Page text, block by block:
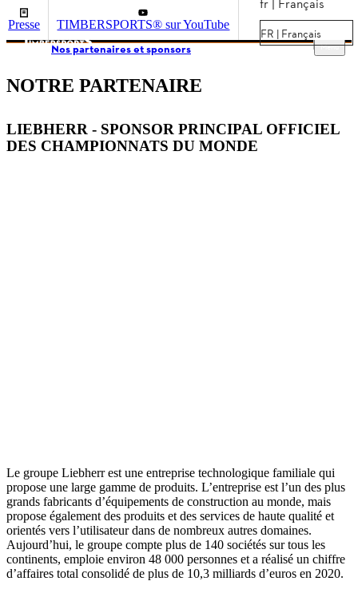
Presse TIMBERSPORTS® sur YouTube
fr | Français
FR | Français
Menu
Nos partenaires et sponsors
NOTRE PARTENAIRE
LIEBHERR - SPONSOR PRINCIPAL OFFICIEL
DES CHAMPIONNATS DU MONDE
Le groupe Liebherr est une entreprise technologique familiale qui
propose une large gamme de produits. L’entreprise est l’un des plus
grands fabricants d’équipements de construction au monde, mais
propose également des produits et des services de haute qualité et
orientés vers l’utilisateur dans de nombreux autres domaines.
Aujourd’hui, le groupe compte plus de 140 sociétés sur tous les
continents, emploie environ 48 000 personnes et a réalisé un chiffre
d’affaires total consolidé de plus de 10,3 milliards d’euros en 2020.